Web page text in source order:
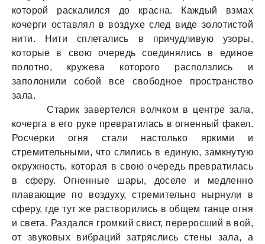
которой раскалился до красна. Каждый взмах
кочерги оставлял в воздухе след виде золотистой
нити. Нити сплетались в причудливую узоры,
которые в свою очередь соединялись в единое
полотно, кружева которого расползлись и
заполонили собой все свободное пространство
зала.
Старик завертелся волчком в центре зала,
кочерга в его руке превратилась в огненный факел.
Росчерки огня стали настолько яркими и
стремительными, что слились в единую, замкнутую
окружность, которая в свою очередь превратилась
в сферу. Огненные шары, доселе и медленно
плавающие по воздуху, стремительно нырнули в
сферу, где тут же растворились в общем танце огня
и света. Раздался громкий свист, переросший в вой,
от звуковых вибраций затряслись стены зала, а